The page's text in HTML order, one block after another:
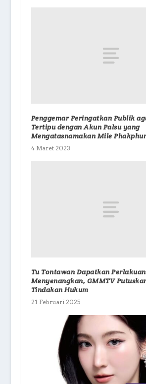
Penggemar Peringatkan Publik
Tertipu dengan Akun Palsu yang
Mengatasnamakan Mile
4 Maret 2023
Tu Tontawan Dapatkan
Menyenangkan, GMMTV
Tindakan Hukum
21 Februari 2025